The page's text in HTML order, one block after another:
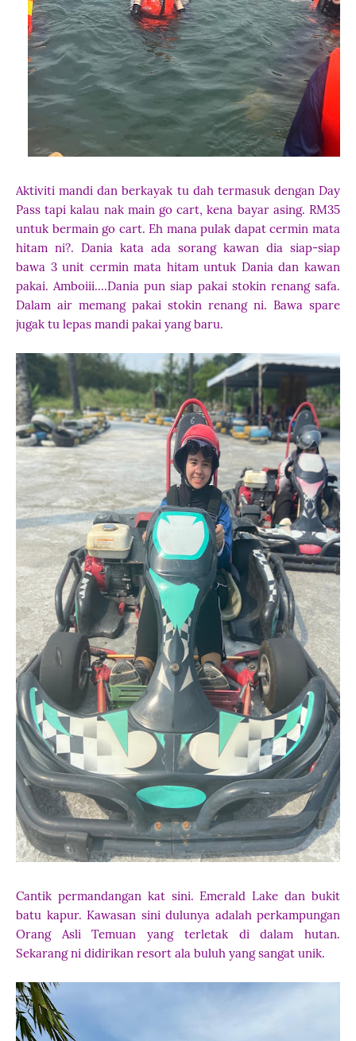
Aktiviti mandi dan berkayak tu dah termasuk dengan Day
Pass tapi kalau nak main go cart, kena bayar asing. RM35
untuk bermain go cart. Eh mana pulak dapat cermin mata
hitam ni?. Dania kata ada sorang kawan dia siap-siap
bawa 3 unit cermin mata hitam untuk Dania dan kawan
pakai. Amboiii....Dania pun siap pakai stokin renang safa.
Dalam air memang pakai stokin renang ni. Bawa spare
jugak tu lepas mandi pakai yang baru.
Cantik permandangan kat sini. Emerald Lake dan bukit
batu kapur. Kawasan sini dulunya adalah perkampungan
Orang Asli Temuan yang terletak di dalam hutan.
Sekarang ni didirikan resort ala buluh yang sangat unik.